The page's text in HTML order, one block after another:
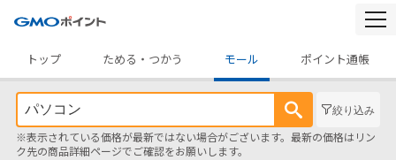
トップ
ためる・つかう モール ポイント通帳
絞り込み
※表示されている価格が最新ではない場合がございます。最新の価格はリン
ク先の商品詳細ページでご確認をお願いします。